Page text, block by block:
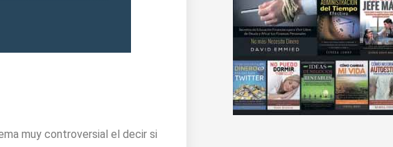
muy controversial el decir si